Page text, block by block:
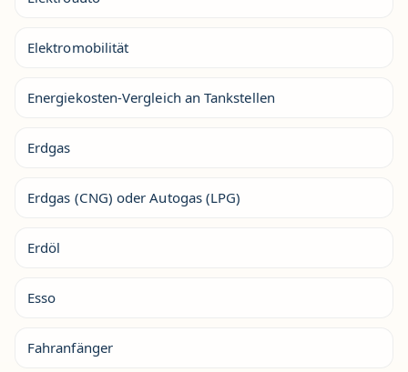
Elektromobilität
Energiekosten-Vergleich an Tankstellen
Erdgas
Erdgas (CNG) oder Autogas (LPG)
Erdöl
Esso
Fahranfänger